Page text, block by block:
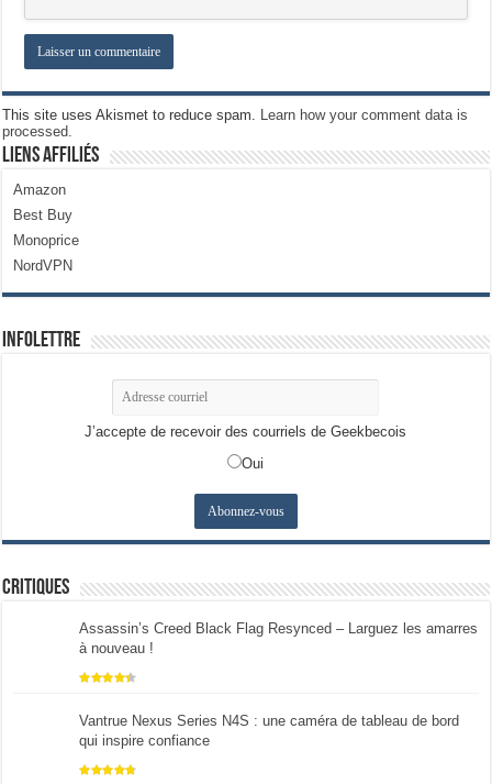
This site uses Akismet to reduce spam. Learn how your comment data is
processed.
Liens Affiliés
Amazon
Best Buy
Monoprice
NordVPN
Infolettre
J’accepte de recevoir des courriels de Geekbecois
Oui
Critiques
Assassin’s Creed Black Flag Resynced – Larguez les amarres
à nouveau !
Vantrue Nexus Series N4S : une caméra de tableau de bord
qui inspire confiance